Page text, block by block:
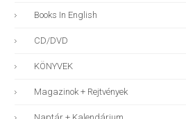
Books In English
CD/DVD
KÖNYVEK
Magazinok + Rejtvények